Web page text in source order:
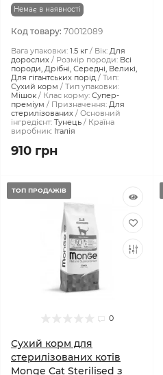
Немає в наявності
Код товару: 70012089
Вага упаковки: 1.5 кг Вік: Для
дорослих
Розмір породи: Всі
породи, Дрібні, Середні, Великі,
Для гігантських порід
Тип:
Сухий корм
Тип упаковки:
Мішок
Клас корму: Супер-
преміум
Призначення: Для
стерилізованих
Основний
інгредієнт: Тунець
Країна
виробник: Італія
910 грн
ТОП ПРОДАЖІВ
0
Сухий корм для
стерилізованих котів
Monge Cat Sterilised з